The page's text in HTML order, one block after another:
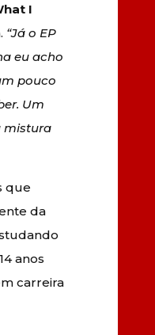
I
“Já o EP
eu acho
pouco
Um
mistura
que
da
anos
carreira